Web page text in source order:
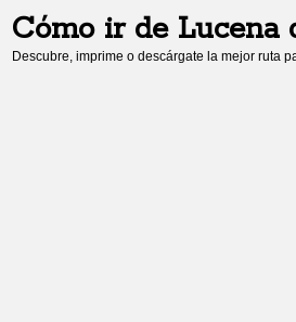
Cómo ir de Lucena
Descubre, imprime o descárgate la mejor ruta